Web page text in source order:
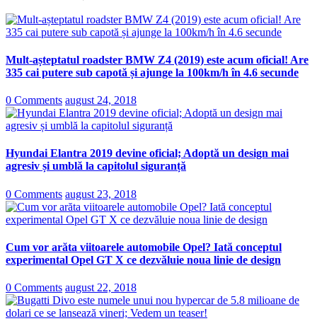
Mult-așteptatul roadster BMW Z4 (2019) este acum oficial! Are
335 cai putere sub capotă și ajunge la 100km/h în 4.6 secunde
0 Comments august 24, 2018
Hyundai Elantra 2019 devine oficial; Adoptă un design mai
agresiv și umblă la capitolul siguranță
0 Comments august 23, 2018
Cum vor arăta viitoarele automobile Opel? Iată conceptul
experimental Opel GT X ce dezvăluie noua linie de design
0 Comments august 22, 2018